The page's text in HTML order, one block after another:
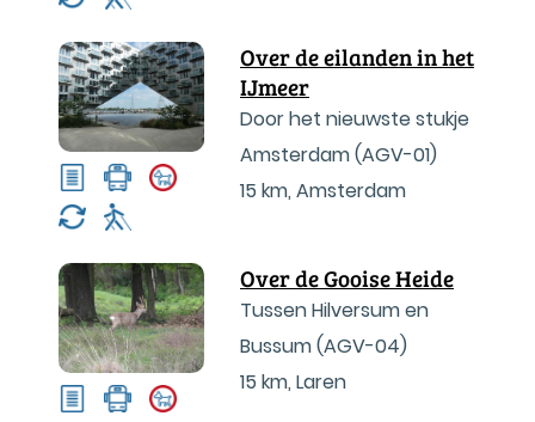
Over de eilanden in het
IJmeer
Door het nieuwste stukje
Amsterdam (AGV-01)
15 km, Amsterdam
Over de Gooise Heide
Tussen Hilversum en
Bussum (AGV-04)
15 km, Laren